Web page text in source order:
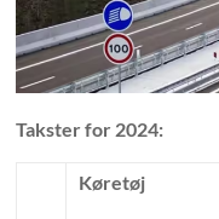
Takster for 2024:
Køretøj